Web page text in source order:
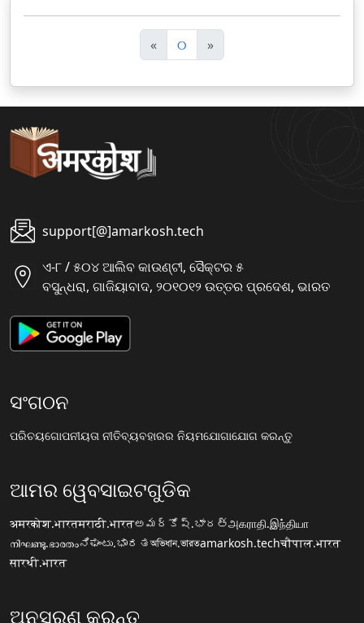
«पि
छ
ला
୦ »अ
ग
ला
support[@]amarkosh.tech
ଏ-୮ / ୫୦୪ ଆଲିବ କାଉଣ୍ଟୀ, ସୈକ୍ଟର ୫
ବସୁନ୍ଧରା, ଗାଜିୟାବାଦ, ୨୦୧୦୧୨ ଉତ୍ତର ପ୍ରଦେଶ, ଭାରତ
ସଂଗଠନ
ପରିଚୟଗୋପନୀୟତା ନୀତିବ୍ୟବହାରର ନିୟମଯୋଗାଯୋଗ କରନ୍ତୁ
ଆମର ୱେବସାଇଟଗୁଡିକ
अमरकोश.भारतमराठी.भारतఅమర్కోష్.భారత్அகராதி.இந்தியா
നിഘണ്ടു.ഭാരതംನಿಘಂಟು.ಭಾರತঅভিধান.ভারতamarkosh.techचौपाल.भारत
सारथी.भारत
ଅନୁସରଣ କରନ୍ତୁ